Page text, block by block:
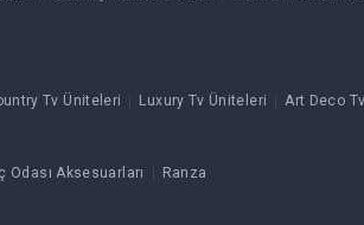
Tv Üniteleri Luxury Tv Üniteleri Art Deco
Odası Aksesuarları Ranza